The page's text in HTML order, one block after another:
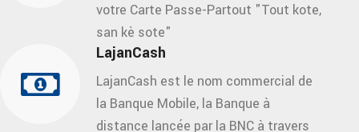
votre Carte Passe-Partout "Tout kote,
san kè sote"
LajanCash
LajanCash est le nom commercial de
la Banque Mobile, la Banque à
distance lancée par la BNC à travers